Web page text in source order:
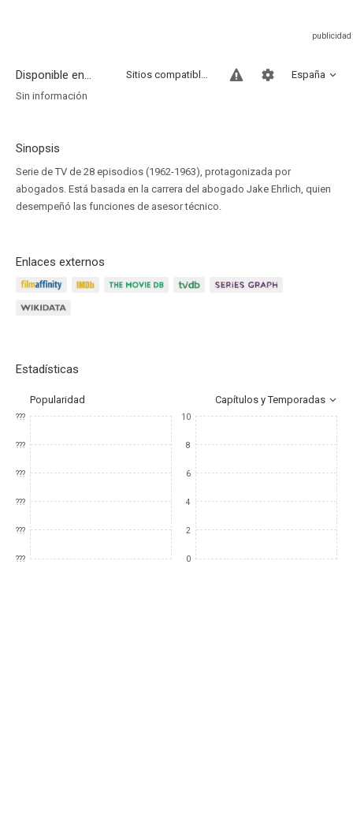
Disponible en... España
Sitios compatibles
Sin información
Sinopsis
Serie de TV de 28 episodios (1962-1963), protagonizada por
abogados. Está basada en la carrera del abogado Jake Ehrlich, quien
desempeñó las funciones de asesor técnico.
Enlaces externos
Estadísticas
Popularidad Capítulos y Temporadas
???
???
???
???
???
???
10
8
6
4
2
0